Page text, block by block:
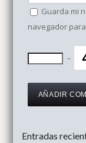
Guarda mi
navegador
−
Entradas